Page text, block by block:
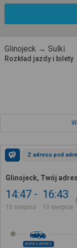
Glinojeck → Sulki
Rozkład jazdy i bilety
Z adresu pod
Glinojeck, Twój adres
14:47
10 sierpnia
16:43
10 sierpnia
ADRES-ADRES